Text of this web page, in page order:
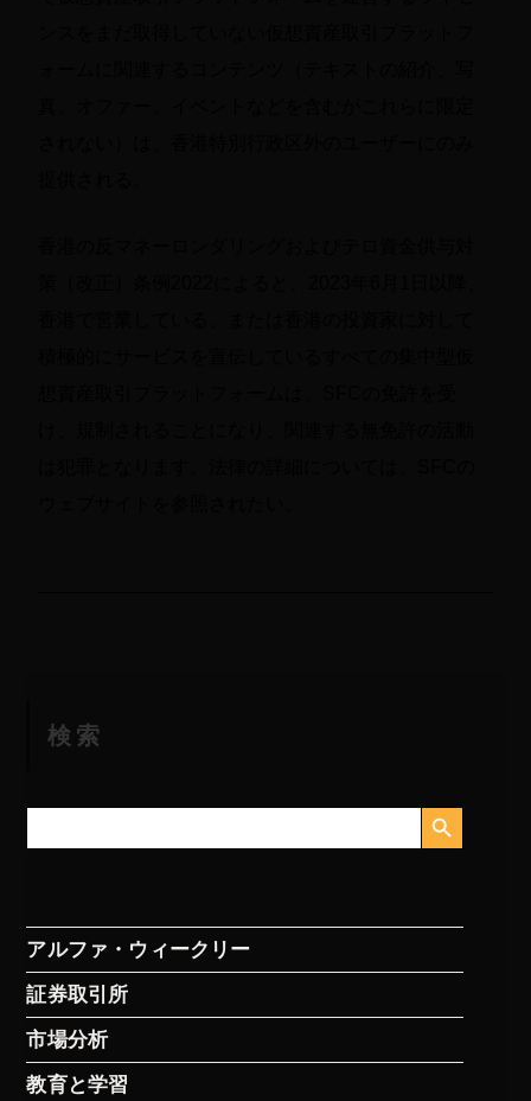
検索
検
す
検索ボタン
アルファ・ウィークリー
証券取引所
市場分析
教育と学習